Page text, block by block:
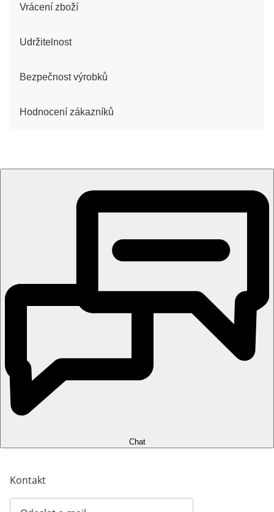
Vrácení zboží
Udržitelnost
Bezpečnost výrobků
Hodnocení zákazníků
Chat
Kontakt